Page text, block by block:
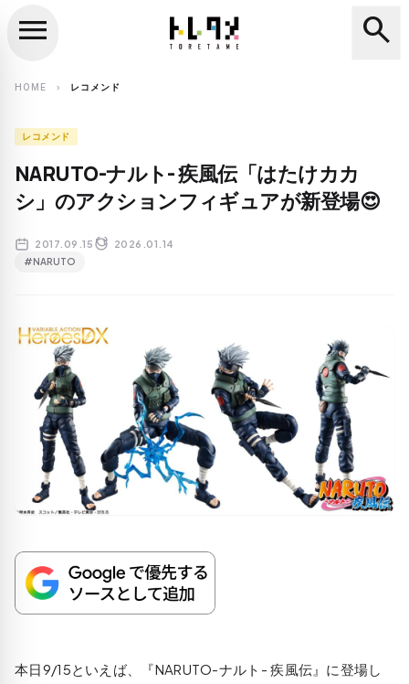
search
menu search
HOME chevron_right レコメンド
レコメンド
NARUTO-ナルト- 疾風伝「はたけカカ
シ」のアクションフィギュアが新登場😍
2017.09.15 2026.01.14
#NARUTO
本日9/15といえば、『NARUTO-ナルト- 疾風伝』に登場し